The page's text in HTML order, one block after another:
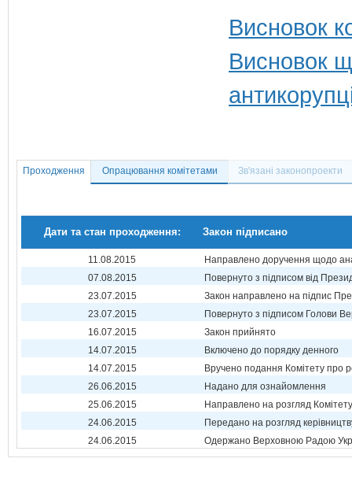
Висновок
Висновок
Проходження Опрацювання комітетами Зв'язані законопроекти
Дати та стан проходження: Закон підписано
11.08.2015
Направлено доручення щодо
07.08.2015
Повернуто з підписом від
23.07.2015
Закон направлено на підпис
23.07.2015
Повернуто з підписом Голови
16.07.2015
Закон прийнято
14.07.2015
Включено до порядку денного
14.07.2015
Вручено подання Комітету про
26.06.2015
Надано для ознайомлення
25.06.2015
Направлено на розгляд Комітету
24.06.2015
Передано на розгляд
24.06.2015
Одержано Верховною Радою